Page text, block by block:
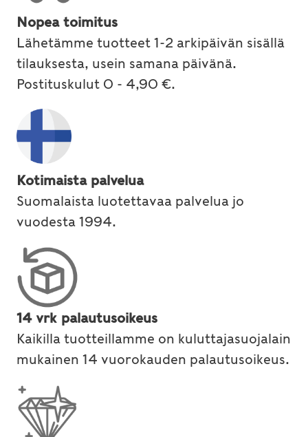
Nopea toimitus
Lähetämme tuotteet 1-2 arkipäivän sisällä
tilauksesta, usein samana päivänä.
Postituskulut 0 - 4,90 €.
Kotimaista palvelua
Suomalaista luotettavaa palvelua jo
vuodesta 1994.
14 vrk palautusoikeus
Kaikilla tuotteillamme on kuluttajasuojalain
mukainen 14 vuorokauden palautusoikeus.